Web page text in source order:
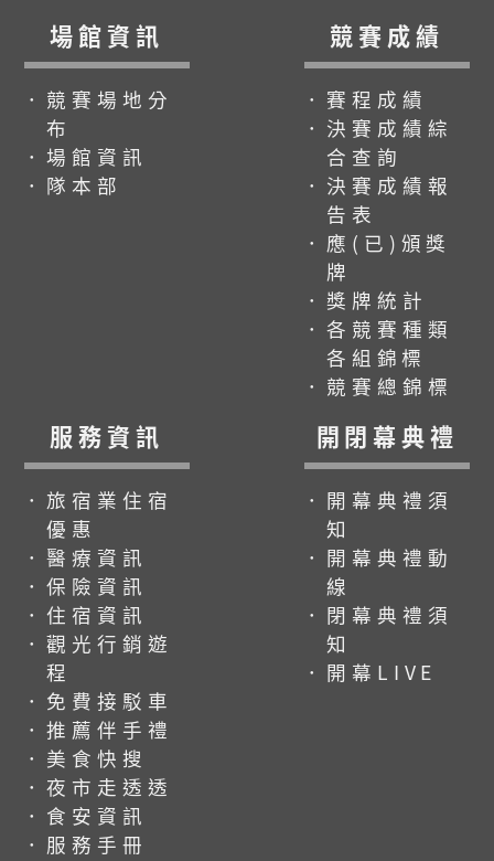
場館資訊
．競賽場地分
布
．場館資訊
．隊本部
競賽成績
．賽程成績
．決賽成績綜
合查詢
．決賽成績報
告表
．應(已)頒獎
牌
．獎牌統計
．各競賽種類
各組錦標
．競賽總錦標
服務資訊
．旅宿業住宿
優惠
．醫療資訊
．保險資訊
．住宿資訊
．觀光行銷遊
程
．免費接駁車
．推薦伴手禮
．美食快搜
．夜市走透透
．食安資訊
．服務手冊
開閉幕典禮
．開幕典禮須
知
．開幕典禮動
線
．閉幕典禮須
知
．開幕LIVE